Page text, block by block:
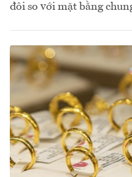
đôi so với mặt bằng